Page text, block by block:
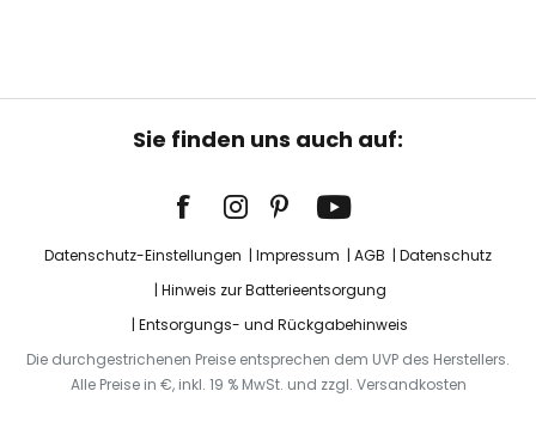
Sie finden uns auch auf:
Datenschutz-Einstellungen Impressum AGB
Datenschutz
Hinweis zur Batterieentsorgung
Entsorgungs- und Rückgabehinweis
Die durchgestrichenen Preise entsprechen dem UVP des Herstellers.
Alle Preise in €, inkl. 19 % MwSt. und zzgl. Versandkosten